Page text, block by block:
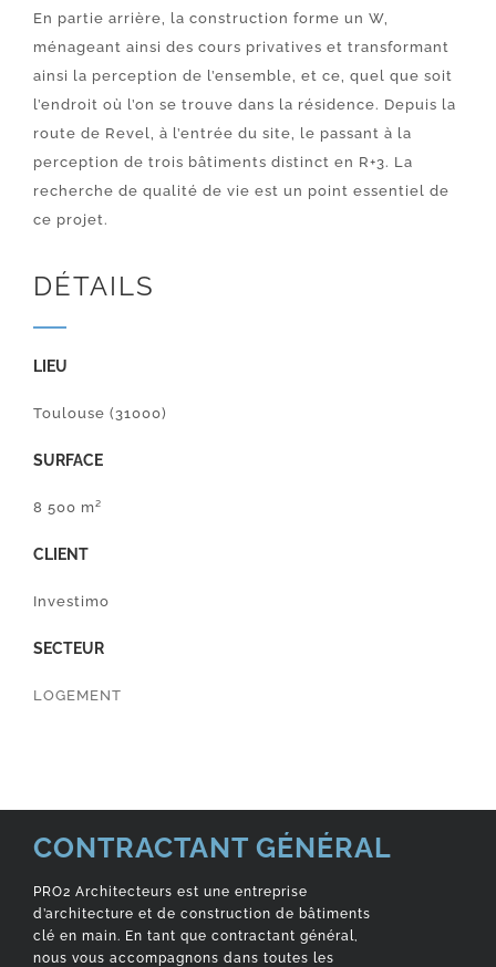
En partie arrière, la construction forme un W,
ménageant ainsi des cours privatives et transformant
ainsi la perception de l’ensemble, et ce, quel que soit
l’endroit où l’on se trouve dans la résidence. Depuis la
route de Revel, à l’entrée du site, le passant à la
perception de trois bâtiments distinct en R+3. La
recherche de qualité de vie est un point essentiel de
ce projet.
DÉTAILS
LIEU
Toulouse (31000)
SURFACE
8 500 m²
CLIENT
Investimo
SECTEUR
LOGEMENT
CONTRACTANT GÉNÉRAL
PRO2 Architecteurs est une entreprise
d’architecture et de construction de bâtiments
clé en main. En tant que contractant général,
nous vous accompagnons dans toutes les